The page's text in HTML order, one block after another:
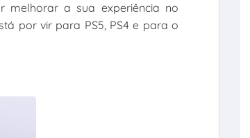
melhorar a sua experiência no
por vir para PS5, PS4 e para o